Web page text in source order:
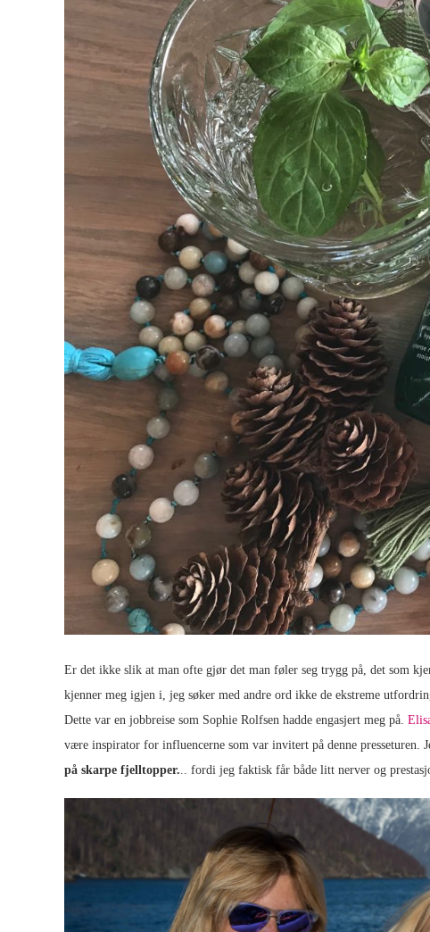
Er det ikke slik at man ofte gjør det man føler seg trygg på, det som
kjenner meg igjen i, jeg søker med andre ord ikke de ekstreme
Dette var en jobbreise som Sophie Rolfsen hadde engasjert meg på.
være inspirator for influencerne som var invitert på denne presseturen.
på skarpe fjelltopper... fordi jeg faktisk får både litt nerver og